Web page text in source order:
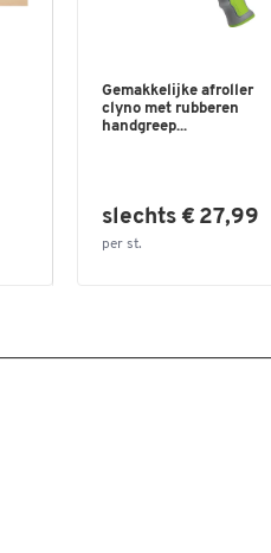
Gemakkelijke afroller
clyno met rubberen
handgreep...
slechts € 27,99
per st.